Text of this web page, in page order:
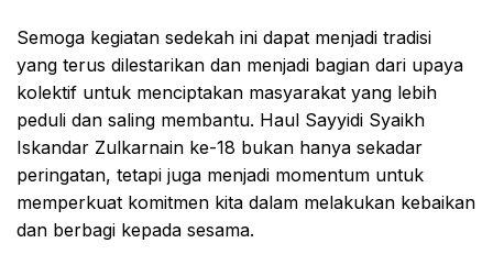
Semoga kegiatan sedekah ini dapat menjadi tradisi
yang terus dilestarikan dan menjadi bagian dari upaya
kolektif untuk menciptakan masyarakat yang lebih
peduli dan saling membantu. Haul Sayyidi Syaikh
Iskandar Zulkarnain ke-18 bukan hanya sekadar
peringatan, tetapi juga menjadi momentum untuk
memperkuat komitmen kita dalam melakukan kebaikan
dan berbagi kepada sesama.